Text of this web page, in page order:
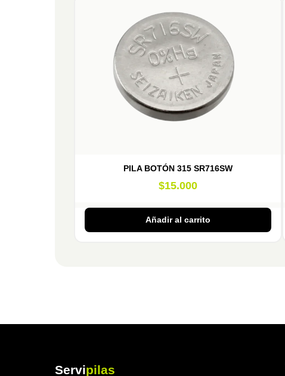
PILA BOTÓN 315 SR716SW
$15.000
Añadir al carrito
Servipilas